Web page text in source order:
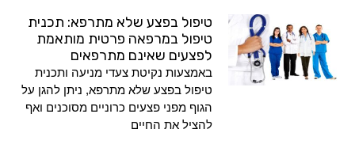
טיפול בפצע שלא מתרפא: תכנית
טיפול במרפאה פרטית מותאמת
לפצעים שאינם מתרפאים
באמצעות נקיטת צעדי מניעה ותכנית
טיפול בפצע שלא מתרפא, ניתן להגן על
הגוף מפני פצעים כרוניים מסוכנים ואף
להציל את החיים